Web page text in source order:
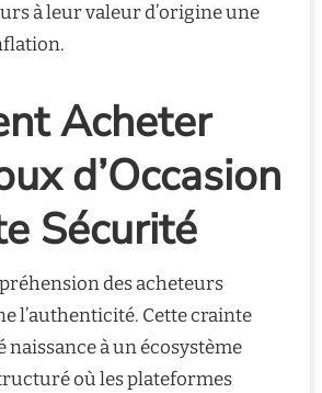
à leur valeur d’origine une
Acheter
d’Occasion
Sécurité
des acheteurs
l’authenticité. Cette crainte
naissance à un écosystème
où les plateformes